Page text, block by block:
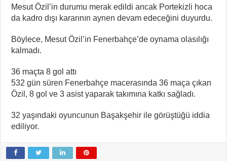
Mesut Özil’in durumu merak edildi ancak Portekizli hoca
da kadro dışı kararının aynen devam edeceğini duyurdu.
Böylece, Mesut Özil’in Fenerbahçe’de oynama olasılığı
kalmadı.
36 maçta 8 gol attı
532 gün süren Fenerbahçe macerasında 36 maça çıkan
Özil, 8 gol ve 3 asist yaparak takımına katkı sağladı.
32 yaşındaki oyuncunun Başakşehir ile görüştüğü iddia
ediliyor.